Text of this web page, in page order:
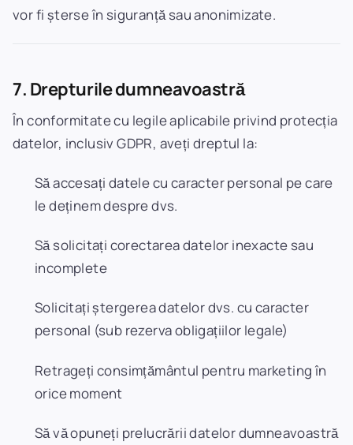
vor fi șterse în siguranță sau anonimizate.
7. Drepturile dumneavoastră
În conformitate cu legile aplicabile privind protecția
datelor, inclusiv GDPR, aveți dreptul la:
Să accesați datele cu caracter personal pe care
le deținem despre dvs.
Să solicitați corectarea datelor inexacte sau
incomplete
Solicitați ștergerea datelor dvs. cu caracter
personal (sub rezerva obligațiilor legale)
Retrageți consimțământul pentru marketing în
orice moment
Să vă opuneți prelucrării datelor dumneavoastră